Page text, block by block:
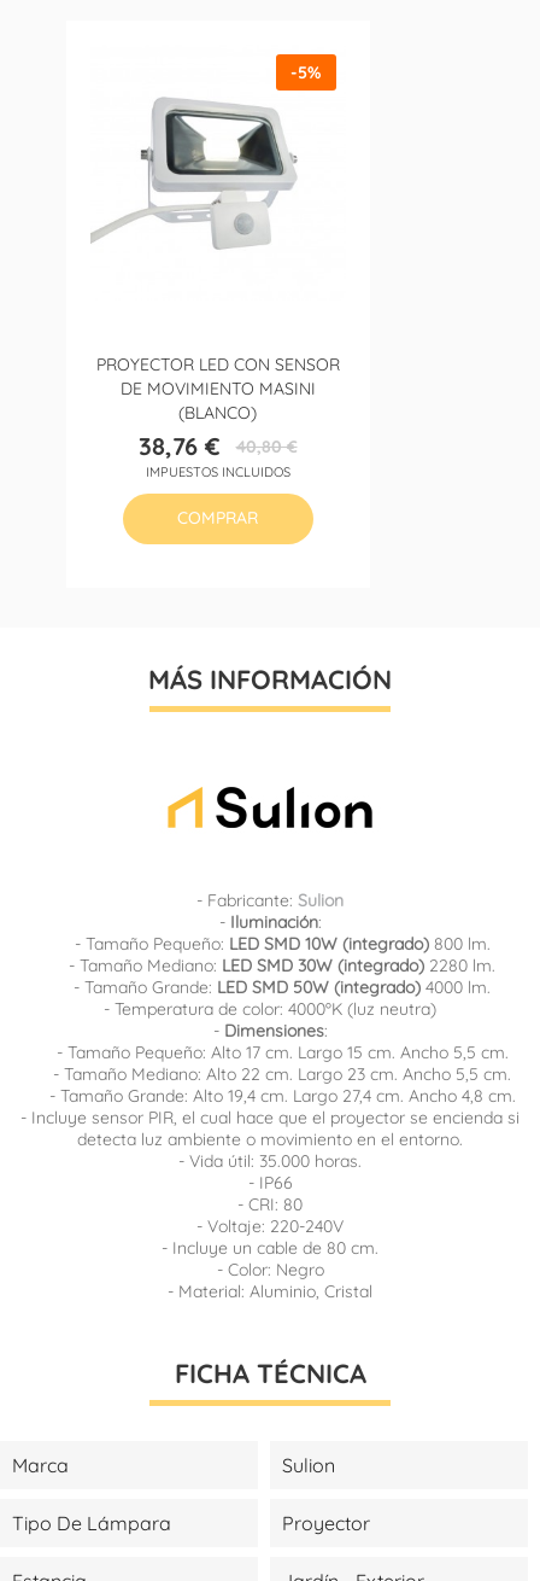
PROYECTOR LED CON SENSOR
DE MOVIMIENTO MASINI
(BLANCO)
Precio
38,76 €Precio
base
40,80 €
IMPUESTOS INCLUIDOS
-5%
COMPRAR
MÁS INFORMACIÓN
- Fabricante: Sulion
- Iluminación:
- Tamaño Pequeño: LED SMD 10W (integrado) 800 lm.
- Tamaño Mediano: LED SMD 30W (integrado) 2280 lm.
- Tamaño Grande: LED SMD 50W (integrado) 4000 lm.
- Temperatura de color: 4000ºK (luz neutra)
- Dimensiones:
- Tamaño Pequeño: Alto 17 cm. Largo 15 cm. Ancho 5,5 cm.
- Tamaño Mediano: Alto 22 cm. Largo 23 cm. Ancho 5,5 cm.
- Tamaño Grande: Alto 19,4 cm. Largo 27,4 cm. Ancho 4,8 cm.
- Incluye sensor PIR, el cual hace que el proyector se encienda si
detecta luz ambiente o movimiento en el entorno.
- Vida útil: 35.000 horas.
- IP66
- CRI: 80
- Voltaje: 220-240V
- Incluye un cable de 80 cm.
- Color: Negro
- Material: Aluminio, Cristal
FICHA TÉCNICA
Marca Sulion
Tipo De Lámpara Proyector